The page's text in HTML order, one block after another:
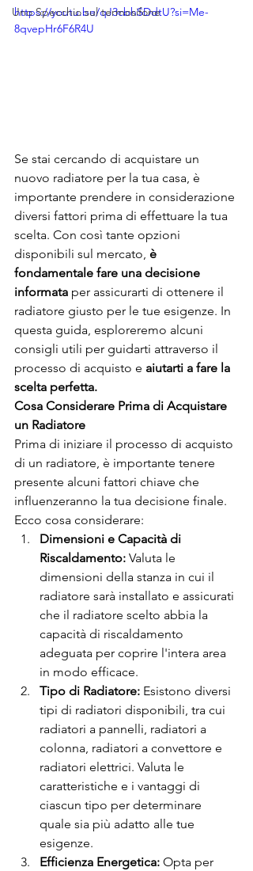
Uno Specchio sul termosifone
https://youtu.be/qJ3cbhSDdtU?si=Me-
8qvepHr6F6R4U
Se stai cercando di acquistare un
nuovo radiatore per la tua casa, è
importante prendere in considerazione
diversi fattori prima di effettuare la tua
scelta. Con così tante opzioni
disponibili sul mercato, è
fondamentale fare una decisione
informata per assicurarti di ottenere il
radiatore giusto per le tue esigenze. In
questa guida, esploreremo alcuni
consigli utili per guidarti attraverso il
processo di acquisto e aiutarti a fare la
scelta perfetta.
Cosa Considerare Prima di Acquistare
un Radiatore
Prima di iniziare il processo di acquisto
di un radiatore, è importante tenere
presente alcuni fattori chiave che
influenzeranno la tua decisione finale.
Ecco cosa considerare:
Dimensioni e Capacità di
Riscaldamento: Valuta le
dimensioni della stanza in cui il
radiatore sarà installato e assicurati
che il radiatore scelto abbia la
capacità di riscaldamento
adeguata per coprire l'intera area
in modo efficace.
Tipo di Radiatore: Esistono diversi
tipi di radiatori disponibili, tra cui
radiatori a pannelli, radiatori a
colonna, radiatori a convettore e
radiatori elettrici. Valuta le
caratteristiche e i vantaggi di
ciascun tipo per determinare
quale sia più adatto alle tue
esigenze.
Efficienza Energetica: Opta per